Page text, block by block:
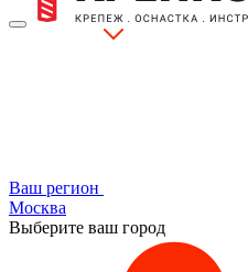
Ваш регион
Москва
Выберите ваш город